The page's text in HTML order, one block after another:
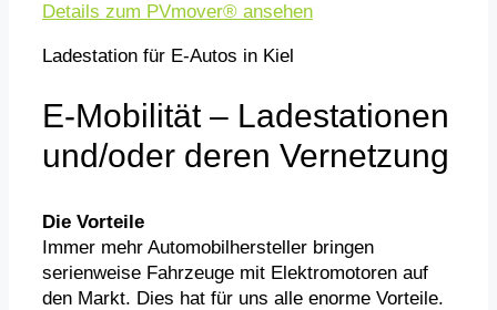
Details zum PVmover® ansehen
Ladestation für E-Autos in Kiel
E-Mobilität – Ladestationen
und/oder deren Vernetzung
Die Vorteile
Immer mehr Automobilhersteller bringen
serienweise Fahrzeuge mit Elektromotoren auf
den Markt. Dies hat für uns alle enorme Vorteile.